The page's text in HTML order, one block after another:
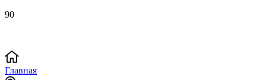
90
Главная